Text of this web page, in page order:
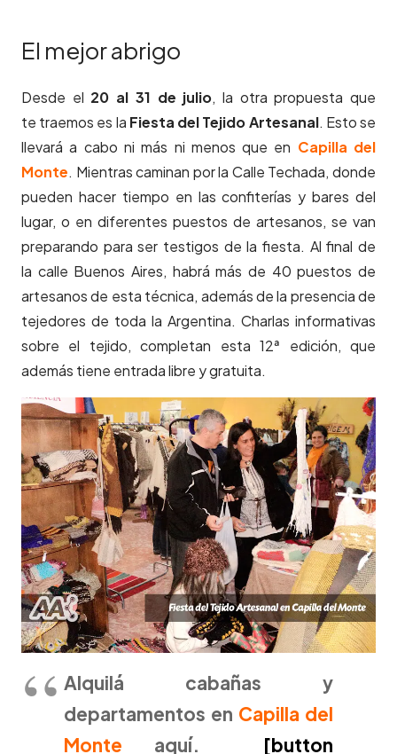
El mejor abrigo
Desde el 20 al 31 de julio, la otra propuesta que
te traemos es la Fiesta del Tejido Artesanal. Esto se
llevará a cabo ni más ni menos que en Capilla del
Monte. Mientras caminan por la Calle Techada, donde
pueden hacer tiempo en las confiterías y bares del
lugar, o en diferentes puestos de artesanos, se van
preparando para ser testigos de la fiesta. Al final de
la calle Buenos Aires, habrá más de 40 puestos de
artesanos de esta técnica, además de la presencia de
tejedores de toda la Argentina. Charlas informativas
sobre el tejido, completan esta 12ª edición, que
además tiene entrada libre y gratuita.
Alquilá cabañas y
departamentos en Capilla del
Monte aquí. [button